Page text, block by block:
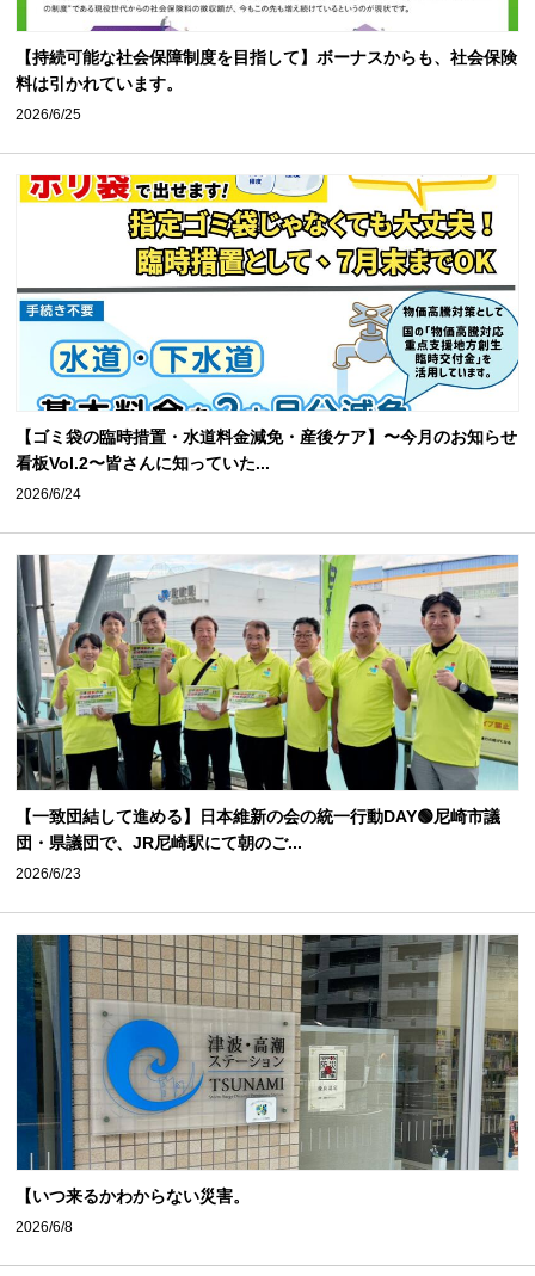
【持続可能な社会保障制度を目指して】ボーナスからも、社会保険
料は引かれています。
2026/6/25
【ゴミ袋の臨時措置・水道料金減免・産後ケア】〜今月のお知らせ
看板Vol.2〜皆さんに知っていた...
2026/6/24
【一致団結して進める】日本維新の会の統一行動DAY🟢尼崎市議
団・県議団で、JR尼崎駅にて朝のご...
2026/6/23
【いつ来るかわからない災害。
2026/6/8